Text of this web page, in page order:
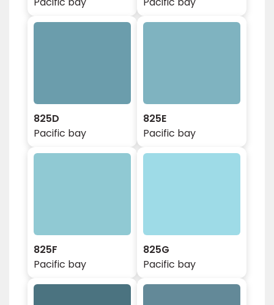
825D
Pacific bay
825E
Pacific bay
825F
Pacific bay
825G
Pacific bay